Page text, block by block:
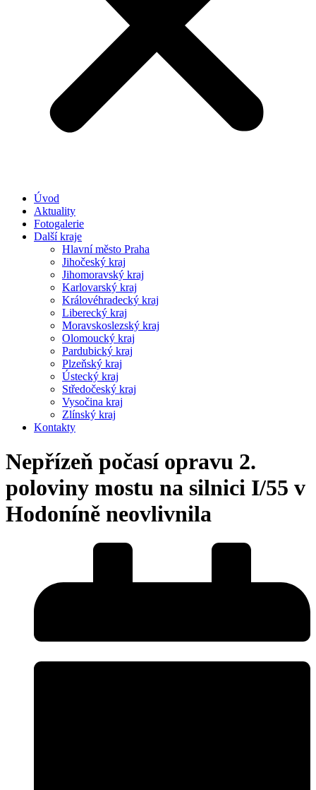
Úvod
Aktuality
Fotogalerie
Další kraje
Hlavní město Praha
Jihočeský kraj
Jihomoravský kraj
Karlovarský kraj
Královéhradecký kraj
Liberecký kraj
Moravskoslezský kraj
Olomoucký kraj
Pardubický kraj
Plzeňský kraj
Ústecký kraj
Středočeský kraj
Vysočina kraj
Zlínský kraj
Kontakty
Nepřízeň počasí opravu 2.
poloviny mostu na silnici I/55 v
Hodoníně neovlivnila